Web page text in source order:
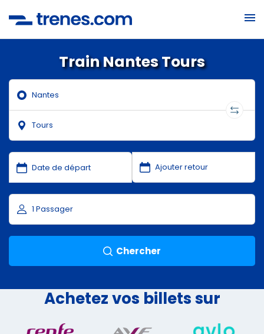
Train Nantes Tours
Chercher
Achetez vos billets sur